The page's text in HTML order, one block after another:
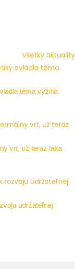
Všetky aktuality
téma vyžitia
vrt, už teraz láka
udržateľnej